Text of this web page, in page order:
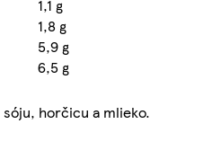
1,1 g
1,8 g
5,9 g
6,5 g
horčicu a mlieko.